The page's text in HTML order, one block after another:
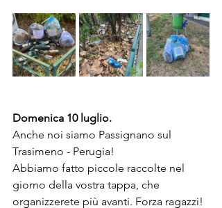
Domenica 10 luglio.
Anche noi siamo Passignano sul
Trasimeno - Perugia!
Abbiamo fatto piccole raccolte nel
giorno della vostra tappa, che
organizzerete più avanti. Forza ragazzi!